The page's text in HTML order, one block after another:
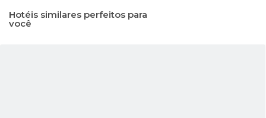
Hotéis similares perfeitos para
você